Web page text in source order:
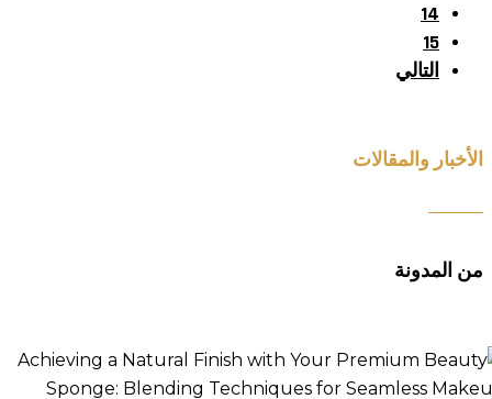
14
15
التالي
الأخبار والمقالات
من المدونة